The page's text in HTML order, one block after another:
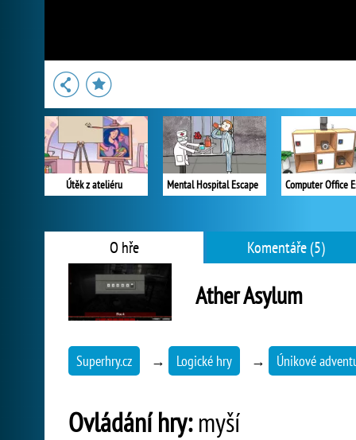
Útěk z ateliéru Mental Hospital Escape Computer Office
O hře Komentáře (5)
Ather Asylum
Superhry.cz → Logické hry → Únikové
Ovládání hry:myší